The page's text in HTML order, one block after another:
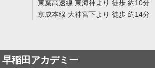
東葉高速線 東海神より 徒歩 約10分
京成本線 大神宮下より 徒歩 約14分
早稲田アカデミー